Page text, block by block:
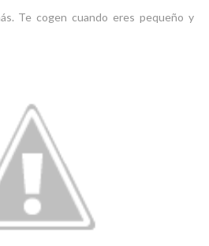
Te cogen cuando eres pequeño y